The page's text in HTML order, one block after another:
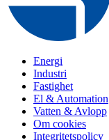
Energi
Industri
Fastighet
El & Automation
Vatten & Avlopp
Om cookies
Integritetspolicy